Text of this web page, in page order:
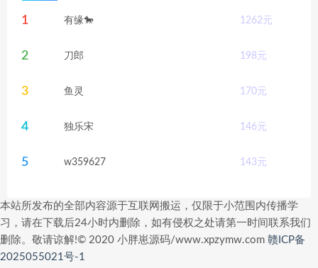
1 有缘🐎 1262元
2 刀郎 198元
3 鱼灵 170元
4 独乐宋 146元
5 w359627 143元
本站所发布的全部内容源于互联网搬运，仅限于小范围内传播学
习，请在下载后24小时内删除，如有侵权之处请第一时间联系我们
删除。敬请谅解!© 2020 小胖崽源码/www.xpzymw.com 赣ICP备
2025055021号-1